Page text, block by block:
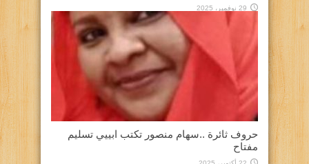
29 نوفمبر، 2025
حروف ثائرة ..سهام منصور تكتب ابييي تسليم
مفتاح